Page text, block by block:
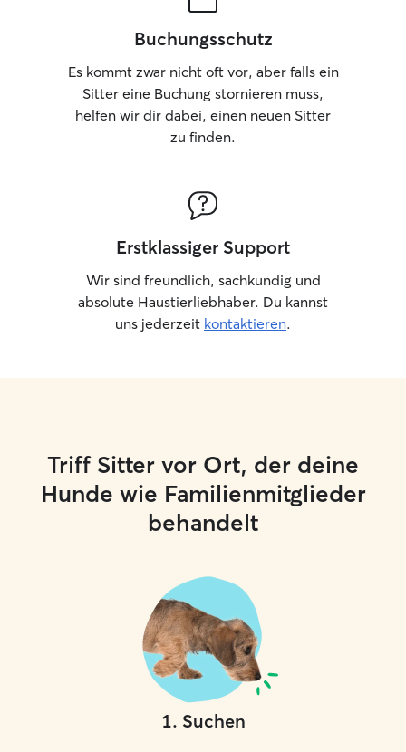
Buchungsschutz
Es kommt zwar nicht oft vor, aber falls ein
Sitter eine Buchung stornieren muss,
helfen wir dir dabei, einen neuen Sitter
zu finden.
Erstklassiger Support
Wir sind freundlich, sachkundig und
absolute Haustierliebhaber. Du kannst
uns jederzeit kontaktieren.
Triff Sitter vor Ort, der deine
Hunde wie Familienmitglieder
behandelt
1. Suchen